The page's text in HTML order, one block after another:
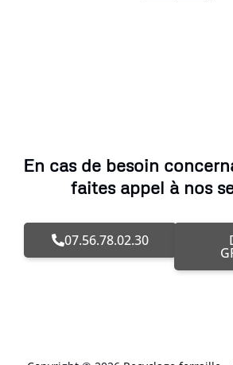
En cas de besoin
faites appel à nos
07.56.78.02.30